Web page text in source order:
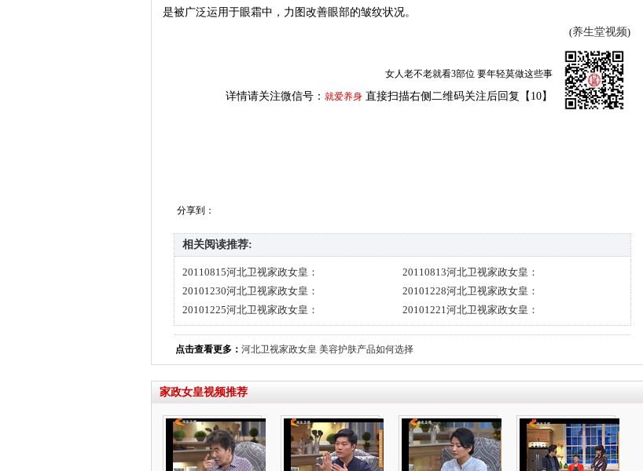
是被广泛运用于眼霜中，力图改善眼部的皱纹状况。
(养生堂视频)
女人老不老就看3部位 要年轻莫做这些事
详情请关注微信号： 就爱养身 直接扫描右侧二维码关注后回复【10】
分享到：
相关阅读推荐:
20110815河北卫视家政女皇：
20110813河北卫视家政女皇：
20101230河北卫视家政女皇：
20101228河北卫视家政女皇：
20101225河北卫视家政女皇：
20101221河北卫视家政女皇：
点击查看更多： 河北卫视家政女皇 美容护肤产品如何选择
家政女皇视频推荐